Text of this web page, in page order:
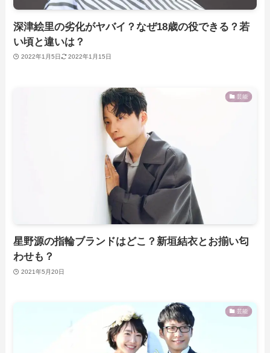
深津絵里の劣化がヤバイ？なぜ18歳の役できる？若
い頃と違いは？
2022年1月5日 2022年1月15日
芸能
星野源の指輪ブランドはどこ？新垣結衣とお揃い匂
わせも？
2021年5月20日
芸能